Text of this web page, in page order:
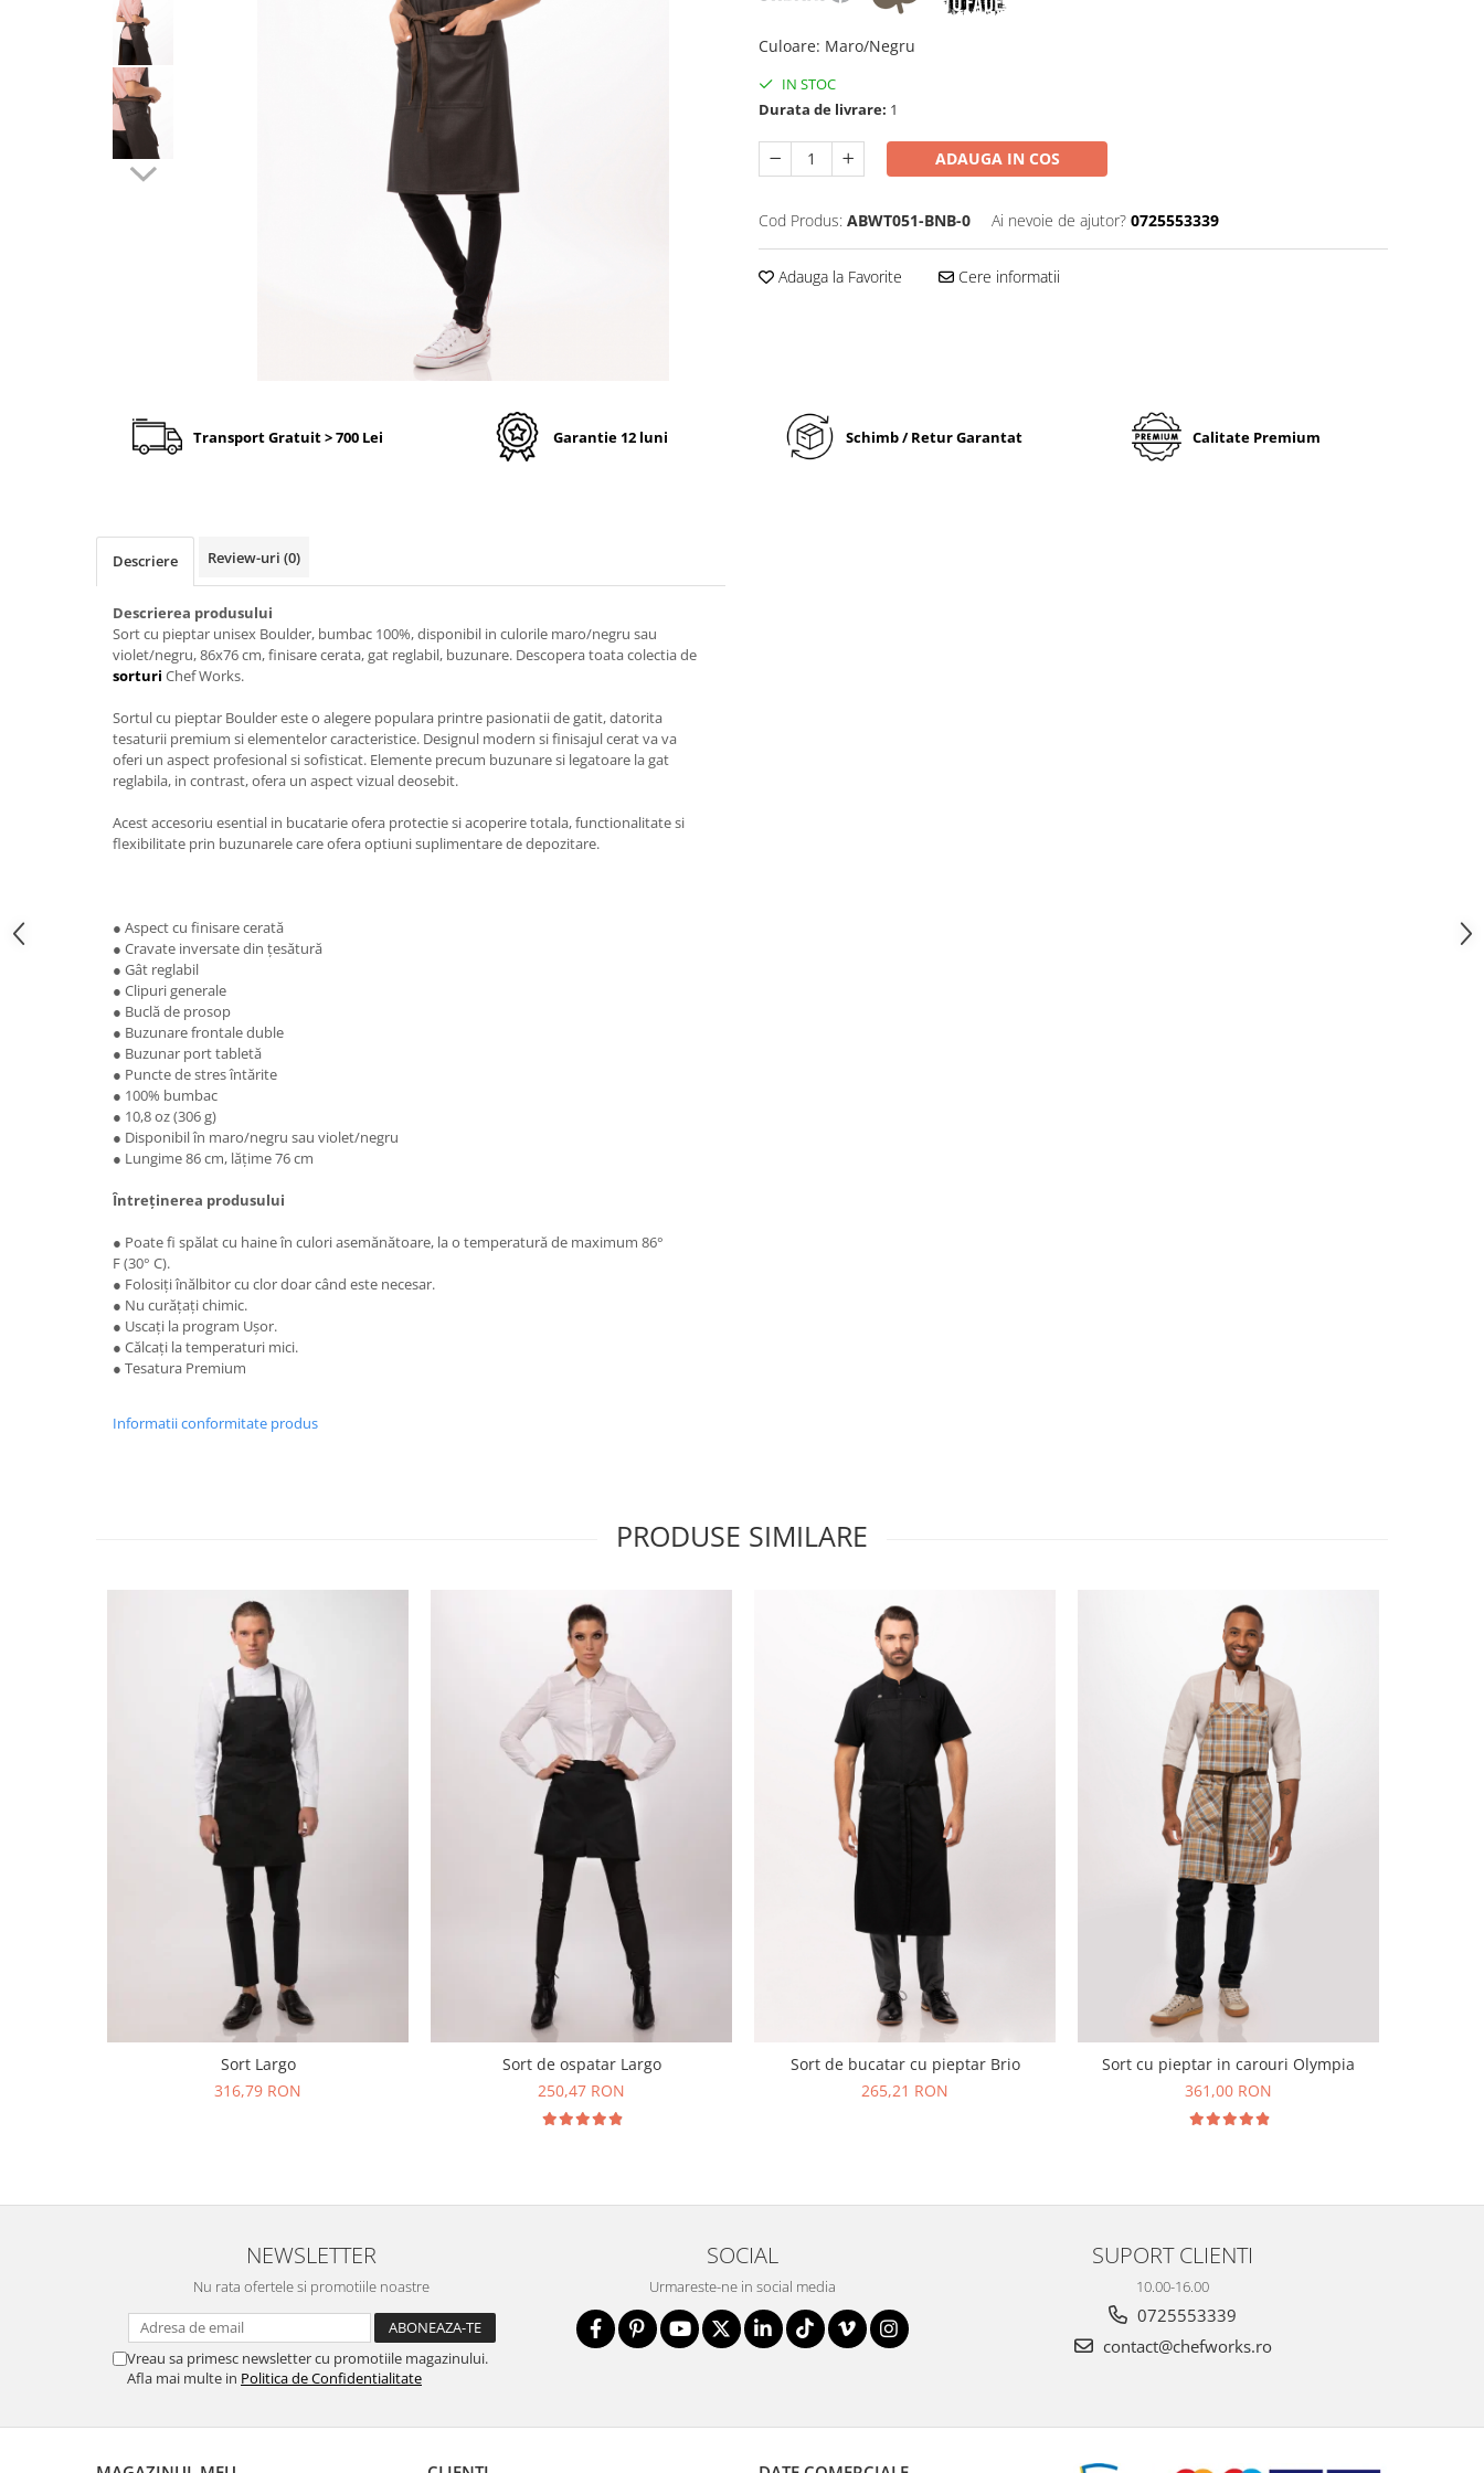
Culoare: Maro/Negru
IN STOC
Durata de livrare: 1
ADAUGA IN COS
Cod Produs: ABWT051-BNB-0 Ai nevoie de ajutor? 0725553339
Adauga la Favorite Cere informatii
Transport Gratuit > 700 Lei Garantie 12 luni Schimb / Retur Garantat Calitate Premium
Descriere Review-uri (0)
Descrierea produsului
Sort cu pieptar unisex Boulder, bumbac 100%, disponibil in culorile maro/negru sau
violet/negru, 86x76 cm, finisare cerata, gat reglabil, buzunare. Descopera toata colectia de
sorturi Chef Works.
Sortul cu pieptar Boulder este o alegere populara printre pasionatii de gatit, datorita
tesaturii premium si elementelor caracteristice. Designul modern si finisajul cerat va va
oferi un aspect profesional si sofisticat. Elemente precum buzunare si legatoare la gat
reglabila, in contrast, ofera un aspect vizual deosebit.
Acest accesoriu esential in bucatarie ofera protectie si acoperire totala, functionalitate si
flexibilitate prin buzunarele care ofera optiuni suplimentare de depozitare.
● Aspect cu finisare cerată
● Cravate inversate din țesătură
● Gât reglabil
● Clipuri generale
● Buclă de prosop
● Buzunare frontale duble
● Buzunar port tabletă
● Puncte de stres întărite
● 100% bumbac
● 10,8 oz (306 g)
● Disponibil în maro/negru sau violet/negru
● Lungime 86 cm, lățime 76 cm
Întreținerea produsului
● Poate fi spălat cu haine în culori asemănătoare, la o temperatură de maximum 86°
F (30° C).
● Folosiți înălbitor cu clor doar când este necesar.
● Nu curățați chimic.
● Uscați la program Ușor.
● Călcați la temperaturi mici.
● Tesatura Premium
Informatii conformitate produs
PRODUSE SIMILARE
Sort Largo
316,79 RON
Sort de ospatar Largo
250,47 RON
Sort de bucatar cu pieptar Brio
265,21 RON
Sort cu pieptar in carouri Olympia
361,00 RON
NEWSLETTER
Nu rata ofertele si promotiile noastre
Vreau sa primesc newsletter cu promotiile magazinului.
Afla mai multe in Politica de Confidentialitate
SOCIAL
Urmareste-ne in social media
SUPORT CLIENTI
10.00-16.00
0725553339
contact@chefworks.ro